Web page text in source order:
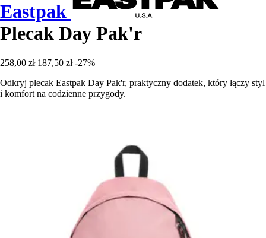
Eastpak
Plecak Day Pak'r
258,00 zł 187,50 zł -27%
Odkryj plecak Eastpak Day Pak'r, praktyczny dodatek, który łączy styl
i komfort na codzienne przygody.